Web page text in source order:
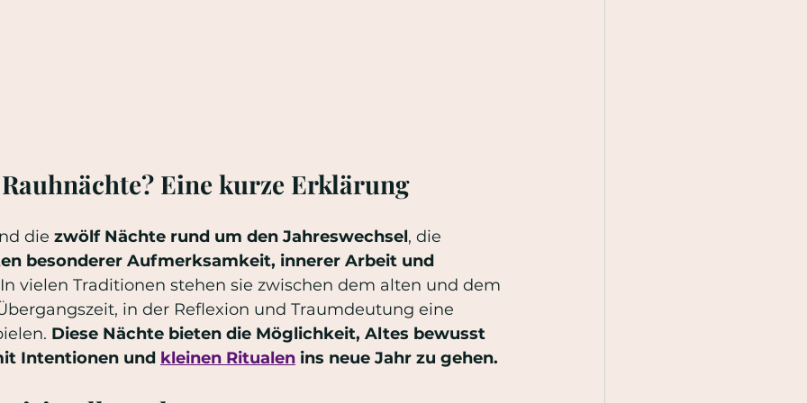
Eine kurze Erklärung
die zwölf Nächte rund um den Jahreswechsel, die
besonderer Aufmerksamkeit, innerer Arbeit und
vielen Traditionen stehen sie zwischen dem alten und dem
in der Reflexion und Traumdeutung eine
Diese Nächte bieten die Möglichkeit, Altes bewusst
Intentionen und kleinen Ritualen ins neue Jahr zu gehen.